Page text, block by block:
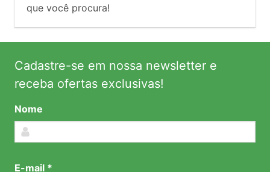
que você procura!
Cadastre-se em nossa newsletter e
receba ofertas exclusivas!
Nome
E-mail *